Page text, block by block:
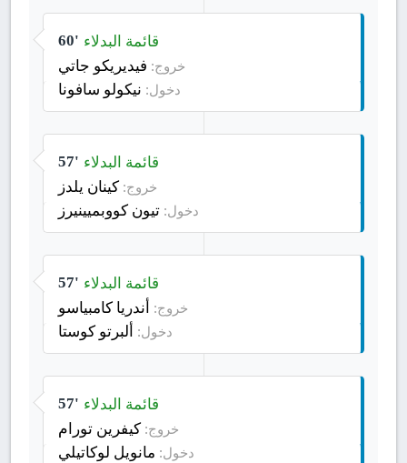
60' قائمة البدلاء
خروج: فيديريكو جاتي
دخول: نيكولو سافونا
57' قائمة البدلاء
خروج: كينان يلدز
دخول: تيون كووبميينيرز
57' قائمة البدلاء
خروج: أندريا كامبياسو
دخول: ألبرتو كوستا
57' قائمة البدلاء
خروج: كيفرين تورام
دخول: مانويل لوكاتيلي